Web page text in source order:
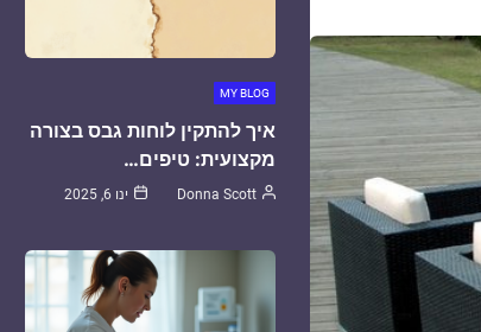
MY BLOG
איך להתקין לוחות גבס בצורה
מקצועית: טיפים…
Donna Scott ינו 6, 2025